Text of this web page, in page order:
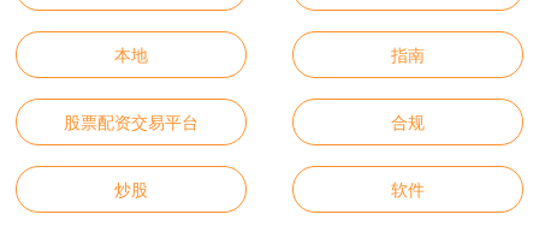
本地 指南
股票配资交易平台 合规
炒股 软件